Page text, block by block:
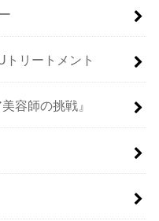
リートメント
容師の挑戦』